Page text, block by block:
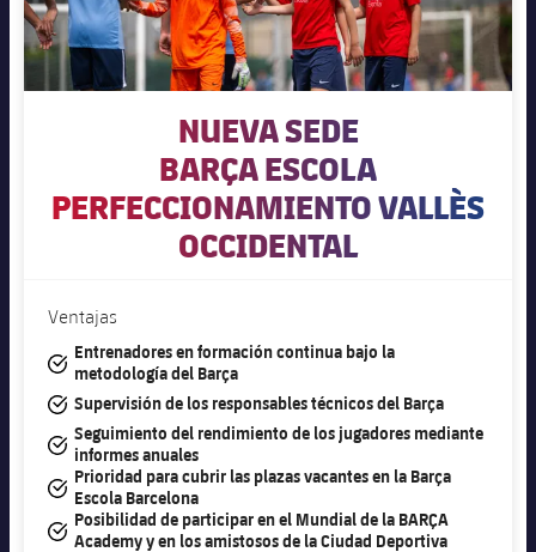
NUEVA SEDE
BARÇA ESCOLA
PERFECCIONAMIENTO VALLÈS
OCCIDENTAL
Ventajas
#tick
Entrenadores en formación continua bajo la
metodología del Barça
#tick
Supervisión de los responsables técnicos del Barça
#tick
Seguimiento del rendimiento de los jugadores mediante
informes anuales
#tick
Prioridad para cubrir las plazas vacantes en la Barça
Escola Barcelona
#tick
Posibilidad de participar en el Mundial de la BARÇA
Academy y en los amistosos de la Ciudad Deportiva